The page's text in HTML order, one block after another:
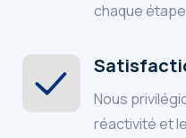
chaque
Nous
réactivité et